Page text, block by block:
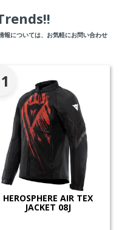
報については、お気軽にお問い合わせ
HEROSPHERE AIR TEX
JACKET 08J